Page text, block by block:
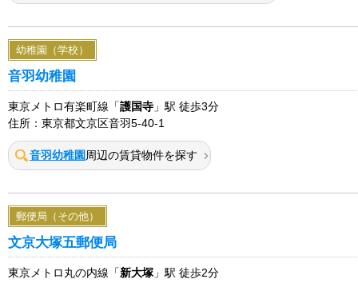
幼稚園（学校）
音羽幼稚園
東京メトロ有楽町線「 護国寺 」駅 徒歩3分
住所：東京都文京区音羽5-40-1
音羽幼稚園 周辺の賃貸物件を探す
郵便局（その他）
文京大塚五郵便局
東京メトロ丸の内線「 新大塚 」駅 徒歩2分